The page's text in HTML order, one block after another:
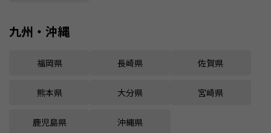
九州・沖縄
福岡県 長崎県 佐賀県
熊本県 大分県 宮崎県
鹿児島県 沖縄県